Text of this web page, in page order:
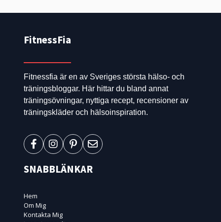
FitnessFia
Fitnessfia är en av Sveriges största hälso- och
träningsbloggar. Här hittar du bland annat
träningsövningar, nyttiga recept, recensioner av
träningskläder och hälsoinspiration.
SNABBLÄNKAR
Hem
Om Mig
Kontakta Mig